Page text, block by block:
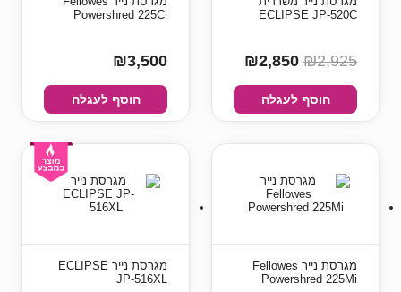
ECLIPSE JP-520C
₪2,925
הוסף לעגלה
Powershred 225Ci
₪3,500
הוסף לעגלה
מגרסת נייר Fellowes
Powershred 225Mi
מגרסת נייר ECLIPSE
JP-516XL